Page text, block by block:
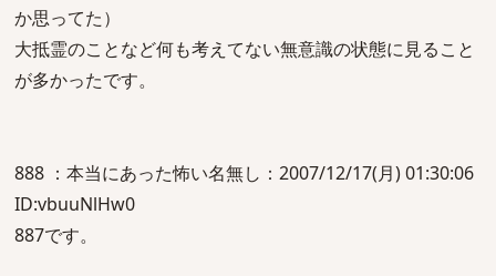
か思ってた）
大抵霊のことなど何も考えてない無意識の状態に見ること
が多かったです。
888 ：本当にあった怖い名無し：2007/12/17(月) 01:30:06
ID:vbuuNlHw0
887です。